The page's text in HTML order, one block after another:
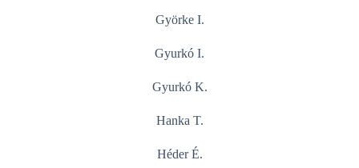
Györke I.
Gyurkó I.
Gyurkó K.
Hanka T.
Héder É.